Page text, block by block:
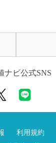
ナビ公式SNS
利用規約